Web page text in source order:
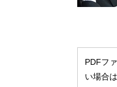
PDFフ
い場合